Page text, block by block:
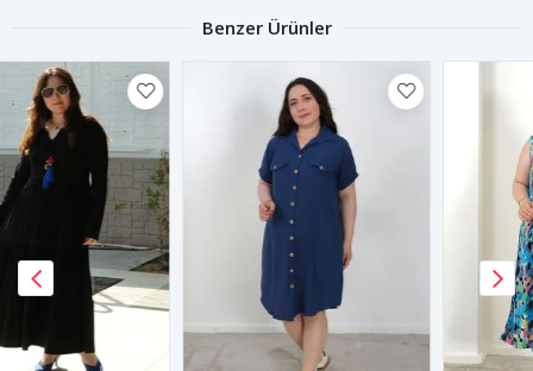
Benzer Ürünler